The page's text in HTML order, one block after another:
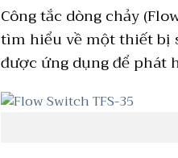
Công tắc dòng chảy
tìm hiểu về một thiết bị
được ứng dụng để phát